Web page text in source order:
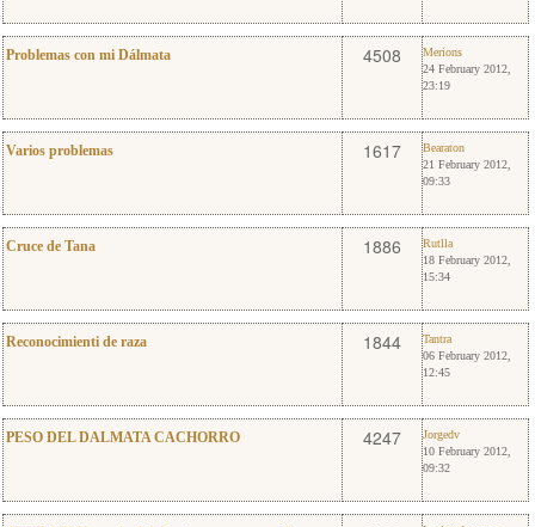
Problemas con mi Dálmata Merions
4508
Merions
24 February 2012,
23:19
Varios problemas Bearaton
1617
Bearaton
21 February 2012,
09:33
Cruce de Tana Rutlla1886
Rutlla
18 February 2012,
15:34
Reconocimienti de raza Tantra1844
Tantra
06 February 2012,
12:45
PESO DEL DALMATA CACHORRO Jorgedv
4247
Jorgedv
10 February 2012,
09:32